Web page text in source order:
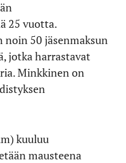
25 vuotta.
50 jäsenmaksun
jotka harrastavat
Minkkinen on
kuuluu
mausteena